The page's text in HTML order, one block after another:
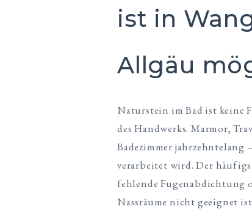
ist in
Allgäu
Naturstein im Bad ist keine
des Handwerks. Marmor,
Badezimmer
verarbeitet wird. Der
fehlende Fugenabdichtung
Nassräume nicht geeignet